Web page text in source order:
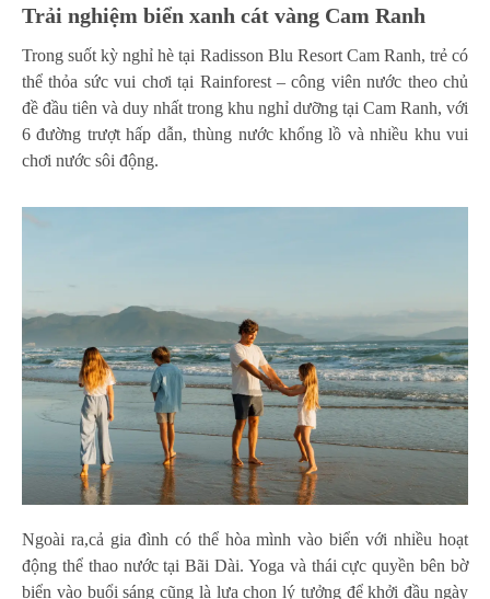
Trải nghiệm biển xanh cát vàng Cam Ranh
Trong suốt kỳ nghỉ hè tại Radisson Blu Resort Cam Ranh, trẻ có
thể thỏa sức vui chơi tại Rainforest – công viên nước theo chủ
đề đầu tiên và duy nhất trong khu nghỉ dưỡng tại Cam Ranh, với
6 đường trượt hấp dẫn, thùng nước khổng lồ và nhiều khu vui
chơi nước sôi động.
Ngoài ra,cả gia đình có thể hòa mình vào biển với nhiều hoạt
động thể thao nước tại Bãi Dài. Yoga và thái cực quyền bên bờ
biển vào buổi sáng cũng là lựa chọn lý tưởng để khởi đầu ngày